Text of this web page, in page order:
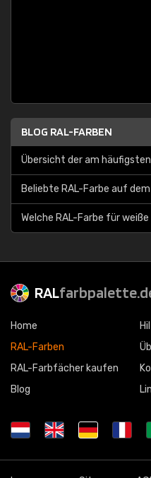
BLOG RAL-FARBEN
Übersicht der am
Beliebte RAL-Farbe auf
Welche RAL-Farbe für
RAL
Home
RAL-Farben
RAL-Farbfächer kaufen
Blog